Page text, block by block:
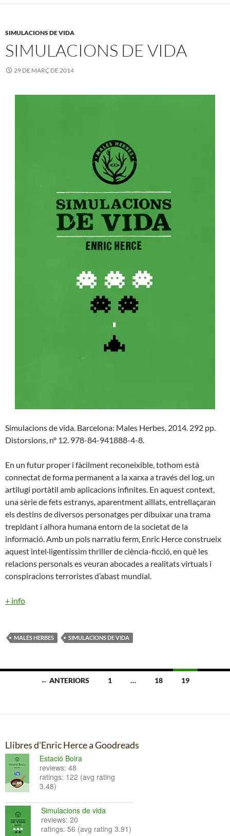
SIMULACIONS DE VIDA
SIMULACIONS DE VIDA
29 DE MARÇ DE 2014
Simulacions de vida. Barcelona: Males Herbes, 2014. 292 pp.
Distorsions, nº 12. 978-84-941888-4-8.
En un futur proper i fàcilment reconeixible, tothom està
connectat de forma permanent a la xarxa a través del log, un
artilugi portàtil amb aplicacions infinites. En aquest context,
una sèrie de fets estranys, aparentment aïllats, entrellaçaran
els destins de diversos personatges per dibuixar una trama
trepidant i alhora humana entorn de la societat de la
informació. Amb un pols narratiu ferm, Enric Herce construeix
aquest intel·ligentíssim thriller de ciència-ficció, en què les
relacions personals es veuran abocades a realitats virtuals i
conspiracions terroristes d’abast mundial.
+ info
MALES HERBES SIMULACIONS DE VIDA
Navegació
les
← ANTERIORS 1 … 18 19
Llibres d'Enric Herce a Goodreads
Estació Boira
reviews: 48
ratings: 122 (avg rating
3.48)
Simulacions de vida
reviews: 20
ratings: 56 (avg rating 3.91)